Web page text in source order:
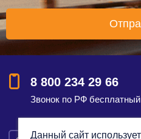
8 800 234 29 66
Звонок по РФ бесплатный
Данный сайт